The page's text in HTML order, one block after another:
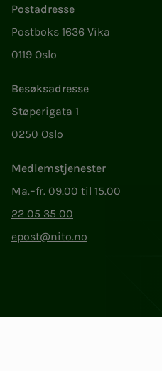
Postadresse
Postboks 1636 Vika
0119 Oslo
Besøksadresse
Støperigata 1
0250 Oslo
Medlemstjenester
Ma.–fr. 09.00 til 15.00
22 05 35 00
epost@nito.no